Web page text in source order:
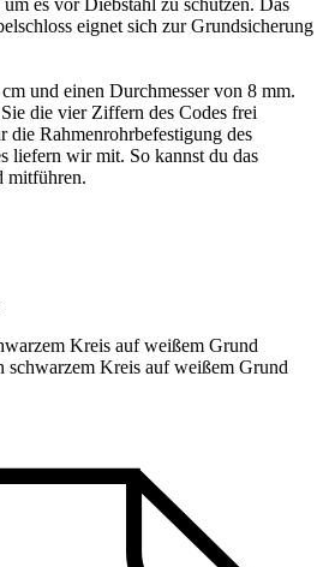
es vor Diebstahl zu schützen. Das
eignet sich zur Grundsicherung
und einen Durchmesser von 8 mm.
die vier Ziffern des Codes frei
die Rahmenrohrbefestigung des
liefern wir mit. So kannst du das
mitführen.